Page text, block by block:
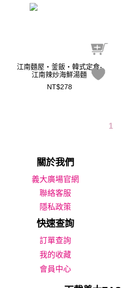
江南麵屋‧釜飯‧韓式定食-
江南辣炒海鮮湯麵
NT$278
1
關於我們
義大廣場官網
聯絡客服
隱私政策
快速查詢
我的收藏
會員中心